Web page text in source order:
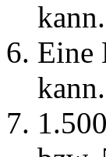
kann.
Eine
kann.